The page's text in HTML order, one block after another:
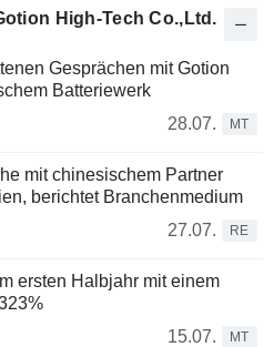
High-Tech Co.,Ltd.
Gesprächen mit Gotion
Batteriewerk
28.07.
MT
mit chinesischem Partner
berichtet Branchenmedium
27.07.
RE
ersten Halbjahr mit einem
15.07.
MT